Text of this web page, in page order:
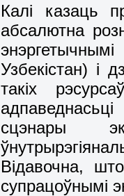
Калі казаць
абсалютна
Узбекістан) і
такіх
сцэнары
Відавочна,
супрацоўнымі